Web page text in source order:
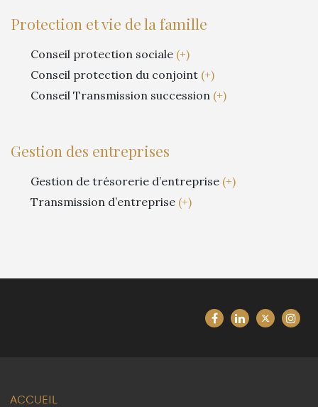
Protection et vie de la famille
Conseil protection sociale (+)
Conseil protection du conjoint (+)
Conseil Transmission succession (+)
Gestion des entreprises
Gestion de trésorerie d’entreprise (+)
Transmission d’entreprise (+)
ACCUEIL